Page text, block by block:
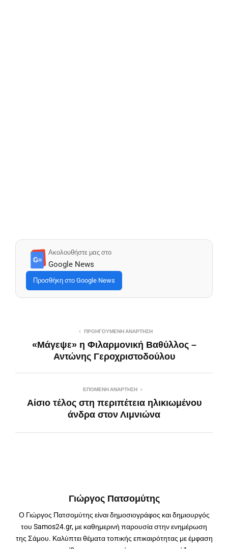
G≡
Ακολουθήστε μας στο
Google News
Προσθήκη στο Google News
ΠΡΟΗΓΟΎΜΕΝΗ ΑΝΆΡΤΗΣΗ
«Μάγεψε» η Φιλαρμονική Βαθύλλος –
Αντώνης Γεροχριστοδούλου
ΕΠΌΜΕΝΗ ΑΝΆΡΤΗΣΗ
Αίσιο τέλος στη περιπέτεια ηλικιωμένου
άνδρα στον Λιμνιώνα
Γιώργος Πατσομύτης
Ο Γιώργος Πατσομύτης είναι δημοσιογράφος και δημιουργός
του Samos24.gr, με καθημερινή παρουσία στην ενημέρωση
της Σάμου. Καλύπτει θέματα τοπικής επικαιρότητας με έμφαση